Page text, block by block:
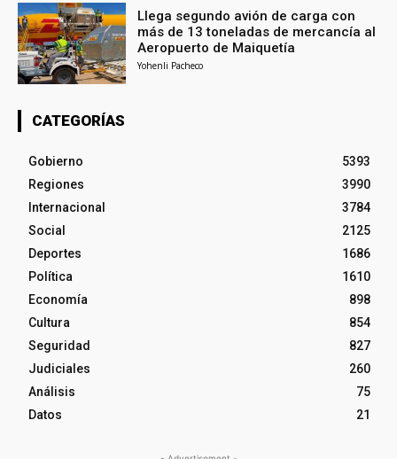
Llega segundo avión de carga con
más de 13 toneladas de mercancía al
Aeropuerto de Maiquetía
Yohenli Pacheco
CATEGORÍAS
Gobierno
5393
Regiones
3990
Internacional
3784
Social
2125
Deportes
1686
Política
1610
Economía
898
Cultura
854
Seguridad
827
Judiciales
260
Análisis
75
Datos
21